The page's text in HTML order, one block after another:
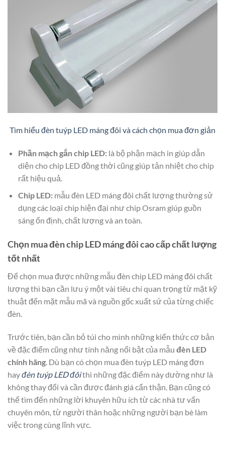
Tìm hiểu đèn tuýp LED máng đôi và cách chọn mua đơn giản
Phần mạch gắn chip LED:là bộ phận mạch in giúp dẫn
diện cho chip LED đồng thời cũng giúp tản nhiệt cho chip
rất hiệu quả.
Chip LED:mẫu đèn LED máng đôi chất lượng thường sử
dụng các loại chip hiện đại như chip Osram giúp guồn
sáng ổn định, chất lượng và an toàn.
Chọn mua đèn chip LED máng đôi cao cấp chất lượng
tốt nhất
Để chọn mua được những mẫu đèn chip LED máng đôi chất
lượng thì bạn cần lưu ý một vài tiêu chí quan trọng từ mặt kỹ
thuật đến mặt mẫu mã và nguồn gốc xuất sứ của từng chiếc
đèn.
Trước tiên, bạn cần bỏ túi cho mình những kiến thức cơ bản
về đặc điểm cũng như tính năng nổi bật của mẫu đèn LED
chính hãng. Dù bạn có chọn mua đèn tuýp LED máng đơn
hayđèn tuýp LED đôithì những đặc điểm này dường như là
không thay đổi và cần được đánh giá cẩn thận. Bạn cũng có
thể tìm đến những lời khuyên hữu ích từ các nhà tư vấn
chuyên môn, từ người thân hoặc những người bạn bè làm
việc trong cùng lĩnh vực.